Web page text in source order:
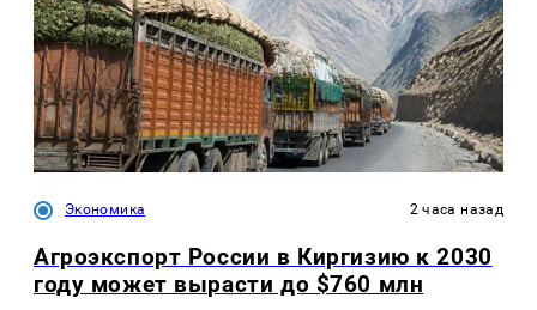
Экономика 2 часа назад
Агроэкспорт России в Киргизию к 2030
году может вырасти до $760 млн